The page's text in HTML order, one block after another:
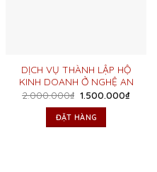
DỊCH VỤ THÀNH LẬP HỘ
KINH DOANH Ở NGHỆ AN
2.000.000₫ Giá
là:
2.000.000₫.
1.500.000₫Giá
ĐẶT HÀNG